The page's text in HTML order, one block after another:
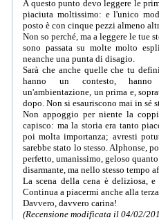
A questo punto devo leggere le
piaciuta moltissimo: e l'unico
posto è con cinque pezzi almeno
Non so perché, ma a leggere le tue
sono passata su molte molto
neanche una punta di disagio.
Sarà che anche quelle che tu
hanno un contesto, hanno
un'ambientazione, un prima e,
dopo. Non si esauriscono mai in sé
Non appoggio per niente la
capisco: ma la storia era tanto
poi molta importanza; avresti
sarebbe stato lo stesso. Alphonse,
perfetto, umanissimo, geloso
disarmante, ma nello stesso tempo
La scena della cena è deliziosa,
Continua a piacermi anche alla
Davvero, davvero carina!
(Recensione modificata il 04/02/